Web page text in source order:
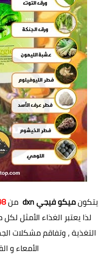
يتكونميكو فيجي dxn من
لذا يعتبر الغذاء الأمثل
التغذية ، وتفاقم مشكلات
الأمعاء و